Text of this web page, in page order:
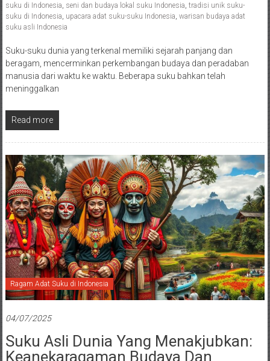
suku di Indonesia, seni dan budaya lokal suku Indonesia, tradisi unik suku-
suku di Indonesia, upacara adat suku-suku Indonesia, warisan budaya adat
suku asli Indonesia
Suku-suku dunia yang terkenal memiliki sejarah panjang dan
beragam, mencerminkan perkembangan budaya dan peradaban
manusia dari waktu ke waktu. Beberapa suku bahkan telah
meninggalkan
Read more
Ragam Adat Suku di Indonesia
04/07/2025
Suku Asli Dunia Yang Menakjubkan:
Keanekaragaman Budaya Dan